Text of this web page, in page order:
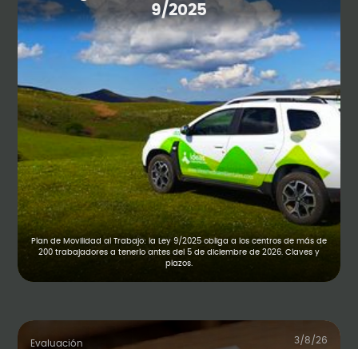
9/2025
Plan de Movilidad al Trabajo: la Ley 9/2025 obliga a los centros de más de
200 trabajadores a tenerlo antes del 5 de diciembre de 2026. Claves y
plazos.
Evaluación 3/8/26